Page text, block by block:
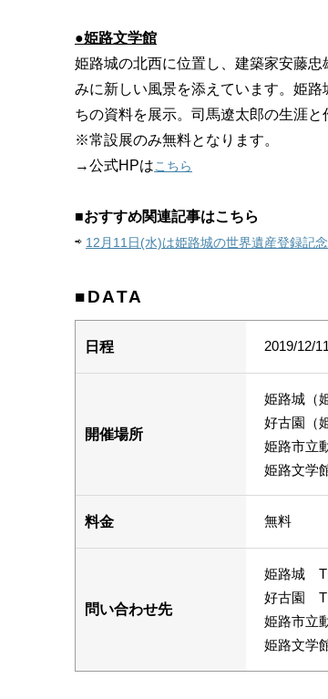
●姫路文学館
姫路城の北西に位置し、建築家安藤
みに新しい風景を添えています。姫
ちの資料を展示。司馬遼太郎の生涯と
※常設展のみ無料となります。
→公式HPはこちら
■おすすめ関連記事はこちら
⇨ 12月11日(水)は姫路城の世界遺産登録記
■DATA
日程 2019/12/
開催場所
姫路城（
好古園（
姫路市立
姫路文学
料金 無料
問い合わせ先
姫路城
好古園
姫路市立
姫路文学